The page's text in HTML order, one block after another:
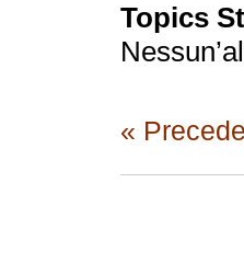
Topics
«